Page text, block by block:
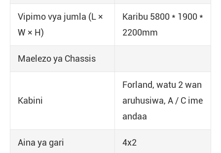
Vipimo vya jumla (L ×
W × H)
Karibu 5800 * 1900 *
2200mm
Maelezo ya Chassis
Kabini
Forland, watu 2 wan
aruhusiwa, A / C ime
andaa
Aina ya gari 4x2